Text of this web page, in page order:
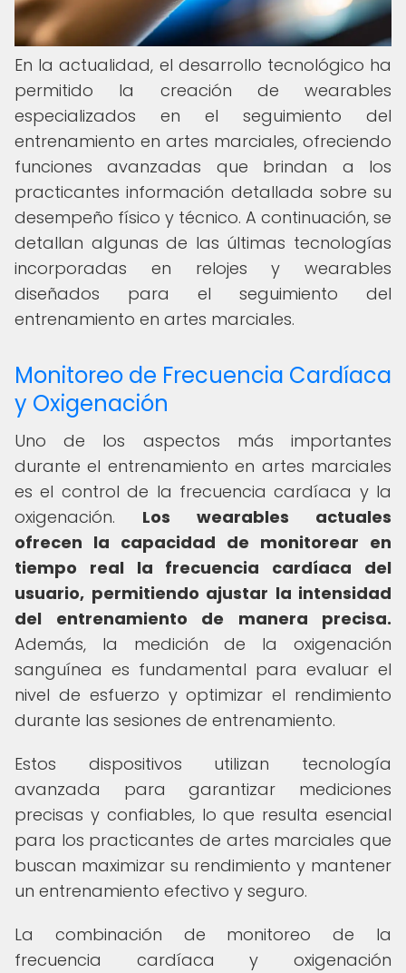
En la actualidad, el desarrollo tecnológico ha
permitido la creación de wearables
especializados en el seguimiento del
entrenamiento en artes marciales, ofreciendo
funciones avanzadas que brindan a los
practicantes información detallada sobre su
desempeño físico y técnico. A continuación, se
detallan algunas de las últimas tecnologías
incorporadas en relojes y wearables
diseñados para el seguimiento del
entrenamiento en artes marciales.
Monitoreo de Frecuencia Cardíaca
y Oxigenación
Uno de los aspectos más importantes
durante el entrenamiento en artes marciales
es el control de la frecuencia cardíaca y la
oxigenación. Los wearables actuales
ofrecen la capacidad de monitorear en
tiempo real la frecuencia cardíaca del
usuario, permitiendo ajustar la intensidad
del entrenamiento de manera precisa.
Además, la medición de la oxigenación
sanguínea es fundamental para evaluar el
nivel de esfuerzo y optimizar el rendimiento
durante las sesiones de entrenamiento.
Estos dispositivos utilizan tecnología
avanzada para garantizar mediciones
precisas y confiables, lo que resulta esencial
para los practicantes de artes marciales que
buscan maximizar su rendimiento y mantener
un entrenamiento efectivo y seguro.
La combinación de monitoreo de la
frecuencia cardíaca y oxigenación